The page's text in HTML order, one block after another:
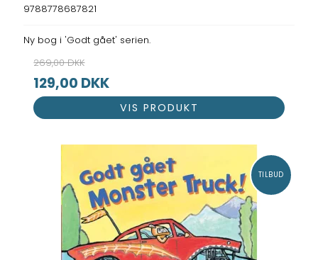
9788778687821
Ny bog i 'Godt gået' serien.
269,00 DKK
129,00 DKK
VIS PRODUKT
TILBUD